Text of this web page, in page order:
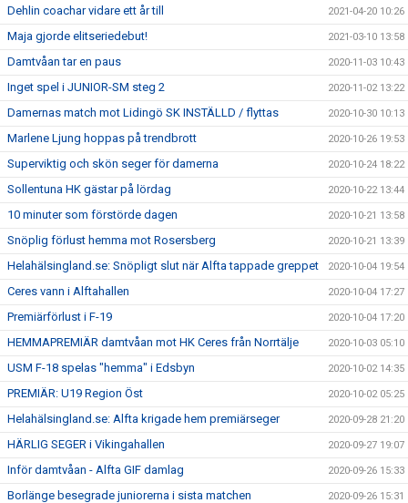
Dehlin coachar vidare ett år till 2021-04-20 10:26
Maja gjorde elitseriedebut! 2021-03-10 13:58
Damtvåan tar en paus 2020-11-03 10:43
Inget spel i JUNIOR-SM steg 2 2020-11-02 13:22
Damernas match mot Lidingö SK INSTÄLLD / flyttas 2020-10-30 10:13
Marlene Ljung hoppas på trendbrott 2020-10-26 19:53
Superviktig och skön seger för damerna 2020-10-24 18:22
Sollentuna HK gästar på lördag 2020-10-22 13:44
10 minuter som förstörde dagen 2020-10-21 13:58
Snöplig förlust hemma mot Rosersberg 2020-10-21 13:39
Helahälsingland.se: Snöpligt slut när Alfta tappade greppet 2020-10-04 19:54
Ceres vann i Alftahallen 2020-10-04 17:27
Premiärförlust i F-19 2020-10-04 17:20
HEMMAPREMIÄR damtvåan mot HK Ceres från Norrtälje 2020-10-03 05:10
USM F-18 spelas "hemma" i Edsbyn 2020-10-02 14:35
PREMIÄR: U19 Region Öst 2020-10-02 05:25
Helahälsingland.se: Alfta krigade hem premiärseger 2020-09-28 21:20
HÄRLIG SEGER i Vikingahallen 2020-09-27 19:07
Inför damtvåan - Alfta GIF damlag 2020-09-26 15:33
Borlänge besegrade juniorerna i sista matchen 2020-09-26 15:31